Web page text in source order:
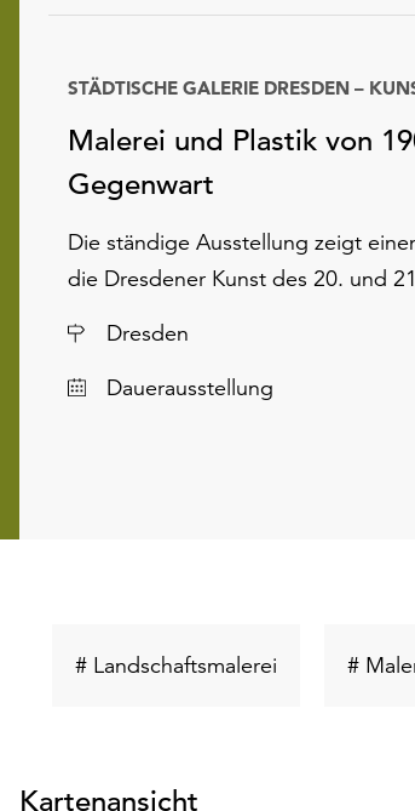
Malerei und Plastik von
Gegenwart
STÄDTISCHE GALERIE DRESDEN –
Die ständige Ausstellung zeigt
die Dresdener Kunst des 20. und
Ort
Dresden
Datum
Dauerausstellung
# Landschaftsmalerei Schlüsselwort
#
Kartenansicht